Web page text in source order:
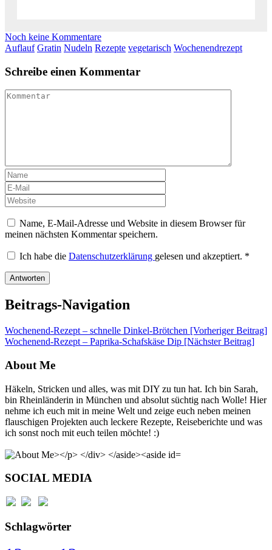
Noch keine Kommentare
Auflauf Gratin Nudeln Rezepte vegetarisch Wochenendrezept
Schreibe einen Kommentar
Name, E-Mail-Adresse und Website in diesem Browser für
meinen nächsten Kommentar speichern.
Ich habe die Datenschutzerklärung gelesen und akzeptiert. *
Beitrags-Navigation
Wochenend-Rezept – schnelle Dinkel-Brötchen [Vorheriger Beitrag]
Wochenend-Rezept – Paprika-Schafskäse Dip [Nächster Beitrag]
About Me
Häkeln, Stricken und alles, was mit DIY zu tun hat. Ich bin Sarah,
bin Rheinländerin in München und absolut süchtig nach Wolle! Hier
nehme ich euch mit in meine Welt und zeige euch neben meinen
flauschigen Projekten auch leckere Rezepte, Reiseberichte und was
ich sonst noch mit euch teilen möchte! :)
SOCIAL MEDIA
Schlagwörter